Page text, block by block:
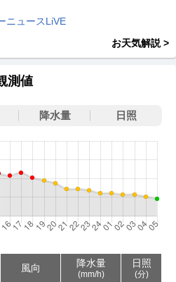
ニュースLiVE
お天気解説 >
測値
降水量 日照
風向 降水量
(mm/h)
日照
(分)